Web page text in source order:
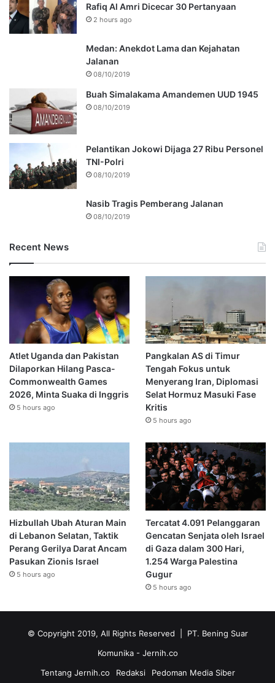
Rafiq Al Amri Dicecar 30 Pertanyaan
2 hours ago
Medan: Anekdot Lama dan Kejahatan
Jalanan
08/10/2019
Buah Simalakama Amandemen UUD 1945
08/10/2019
Pelantikan Jokowi Dijaga 27 Ribu Personel
TNI-Polri
08/10/2019
Nasib Tragis Pemberang Jalanan
08/10/2019
Recent News
Atlet Uganda dan Pakistan
Dilaporkan Hilang Pasca-
Commonwealth Games
2026, Minta Suaka di Inggris
5 hours ago
Pangkalan AS di Timur
Tengah Fokus untuk
Menyerang Iran, Diplomasi
Selat Hormuz Masuki Fase
Kritis
5 hours ago
Hizbullah Ubah Aturan Main
di Lebanon Selatan, Taktik
Perang Gerilya Darat Ancam
Pasukan Zionis Israel
5 hours ago
Tercatat 4.091 Pelanggaran
Gencatan Senjata oleh Israel
di Gaza dalam 300 Hari,
1.254 Warga Palestina
Gugur
5 hours ago
© Copyright 2019, All Rights Reserved | PT. Bening Suar
Komunika - Jernih.co
Tentang Jernih.co
Redaksi Pedoman Media Siber